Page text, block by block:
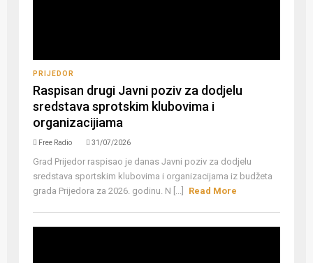
PRIJEDOR
Raspisan drugi Javni poziv za dodjelu
sredstava sprotskim klubovima i
organizacijiama
Free Radio 31/07/2026
Grad Prijedor raspisao je danas Javni poziv za dodjelu
sredstava sportskim klubovima i organizacijama iz budžeta
grada Prijedora za 2026. godinu. N [...]
Read More